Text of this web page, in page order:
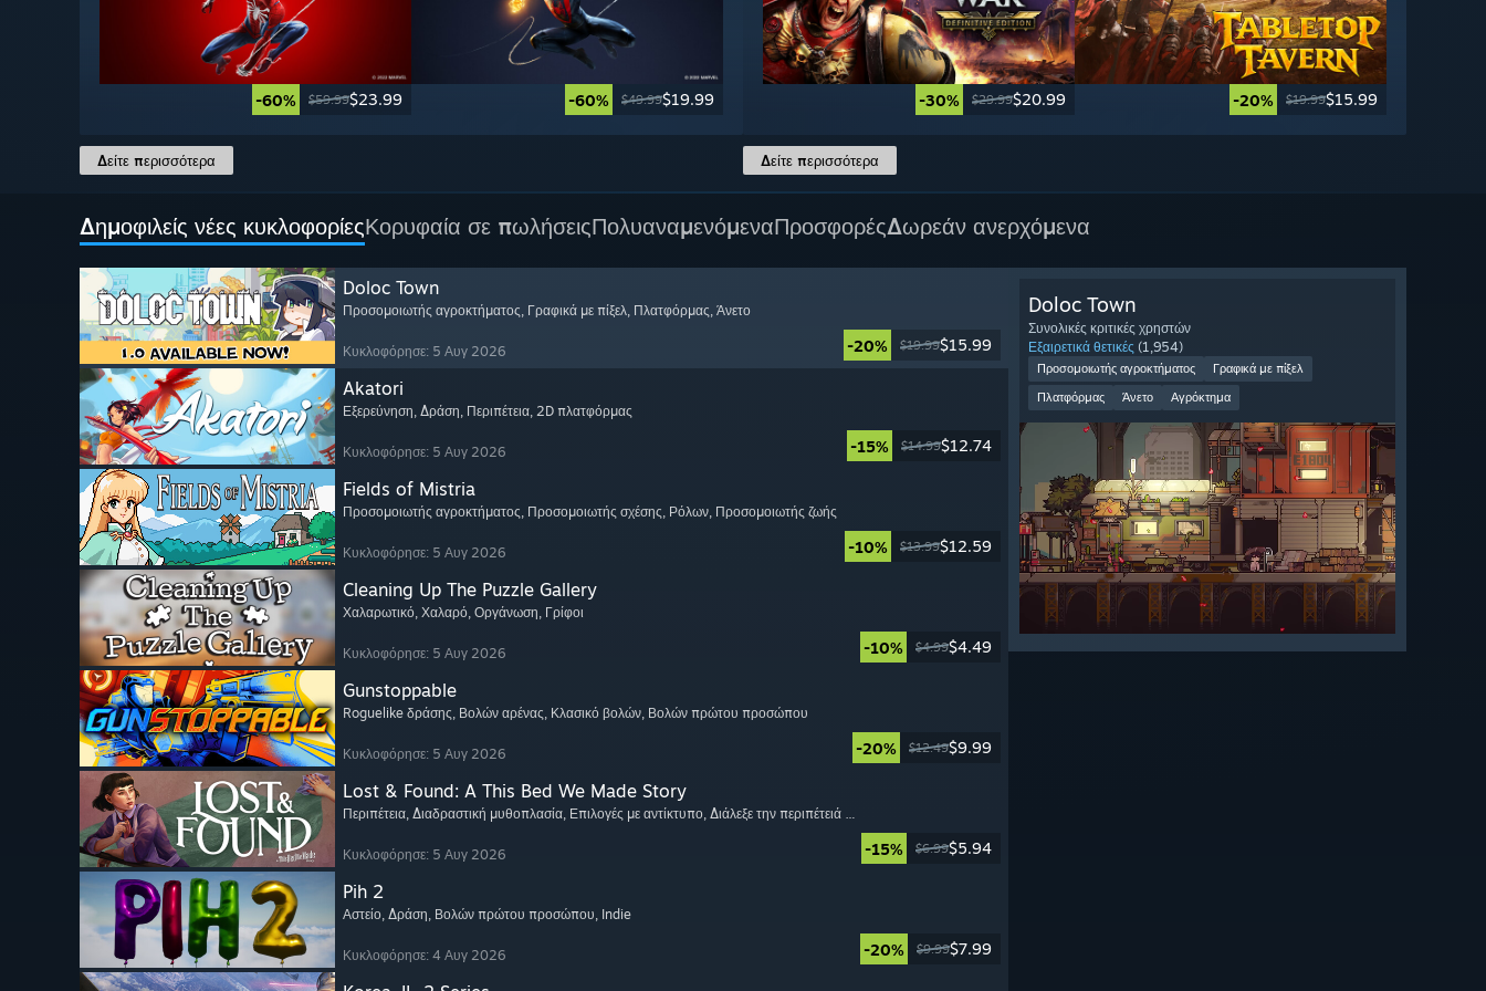
-60% $59.99$23.99 -60% $49.99$19.99
Δείτε περισσότερα
-30% $29.99$20.99 -20% $19.99$15.99
Δείτε περισσότερα
Δημοφιλείς νέες κυκλοφορίεςΚορυφαία σε πωλήσειςΠολυαναμενόμεναΠροσφορέςΔωρεάν ανερχόμενα
Doloc Town
Προσομοιωτής αγροκτήματος, Γραφικά με πίξελ, Πλατφόρμας, Άνετο
Κυκλοφόρησε: 5 Αυγ 2026 -20% $19.99$15.99
Akatori
Εξερεύνηση, Δράση, Περιπέτεια, 2D πλατφόρμας
Κυκλοφόρησε: 5 Αυγ 2026 -15% $14.99$12.74
Fields of Mistria
Προσομοιωτής αγροκτήματος, Προσομοιωτής σχέσης, Ρόλων, Προσομοιωτής ζωής
Κυκλοφόρησε: 5 Αυγ 2026 -10% $13.99$12.59
Cleaning Up The Puzzle Gallery
Χαλαρωτικό, Χαλαρό, Οργάνωση, Γρίφοι
Κυκλοφόρησε: 5 Αυγ 2026 -10% $4.99$4.49
Gunstoppable
Roguelike δράσης, Βολών αρένας, Κλασικό βολών, Βολών πρώτου προσώπου
Κυκλοφόρησε: 5 Αυγ 2026 -20% $12.49$9.99
Lost & Found: A This Bed We Made Story
Περιπέτεια, Διαδραστική μυθοπλασία, Επιλογές με αντίκτυπο, Διάλεξε την περιπέτειά σου
Κυκλοφόρησε: 5 Αυγ 2026 -15% $6.99$5.94
Pih 2
Αστείο, Δράση, Βολών πρώτου προσώπου, Indie
Κυκλοφόρησε: 4 Αυγ 2026 -20% $9.99$7.99
Doloc Town
Συνολικές κριτικές χρηστών
Εξαιρετικά θετικές (1,954)
Προσομοιωτής αγροκτήματος
Γραφικά με πίξελ
Πλατφόρμας
Άνετο Αγρόκτημα